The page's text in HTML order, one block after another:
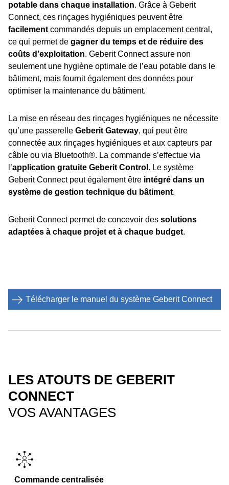
potable dans chaque installation. Grâce à Geberit
Connect, ces rinçages hygiéniques peuvent être
facilement commandés depuis un emplacement central,
ce qui permet de gagner du temps et de réduire des
coûts d’exploitation. Geberit Connect assure non
seulement une hygiène optimale de l’eau potable dans le
bâtiment, mais fournit également des données pour
optimiser la maintenance du bâtiment.
La mise en réseau des rinçages hygiéniques ne nécessite
qu’une passerelle Geberit Gateway, qui peut être
connectée aux rinçages hygiéniques et aux capteurs par
câble ou via Bluetooth®. La commande s’effectue via
l’application gratuite Geberit Control . Le système
Geberit Connect peut également être intégré dans un
système de gestion technique du bâtiment.
Geberit Connect permet de concevoir des solutions
adaptées à chaque projet et à chaque budget.
Télécharger le manuel du système Geberit Connect
LES ATOUTS DE GEBERIT
CONNECT
VOS AVANTAGES
Commande centralisée